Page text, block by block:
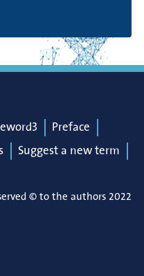
Preface
Suggest a new term
© to the authors 2022